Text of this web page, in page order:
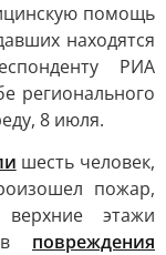
помощь
находятся
РИА
регионального
8 июля.
шесть человек,
пожар,
этажи
повреждения